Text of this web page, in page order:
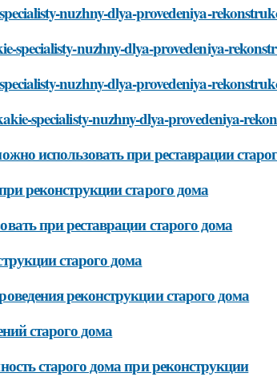
nuzhny-dlya-provedeniya-
specialisty-nuzhny-dlya-provedeniya-
nuzhny-dlya-provedeniya-
specialisty-nuzhny-dlya-provedeniya-
использовать при реставрации
реконструкции старого дома
при реставрации старого дома
старого дома
реконструкции старого дома
старого дома
старого дома при реконструкции